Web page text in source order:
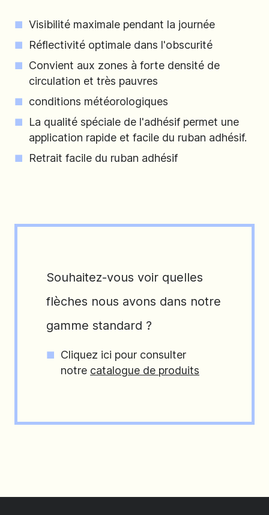
Visibilité maximale pendant la journée
Réflectivité optimale dans l'obscurité
Convient aux zones à forte densité de
circulation et très pauvres
conditions météorologiques
La qualité spéciale de l'adhésif permet une
application rapide et facile du ruban adhésif.
Retrait facile du ruban adhésif
Souhaitez-vous voir quelles
flèches nous avons dans notre
gamme standard ?
Cliquez ici pour consulter
notre catalogue de produits